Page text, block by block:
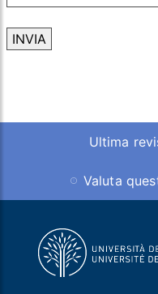
Ultima
Valuta